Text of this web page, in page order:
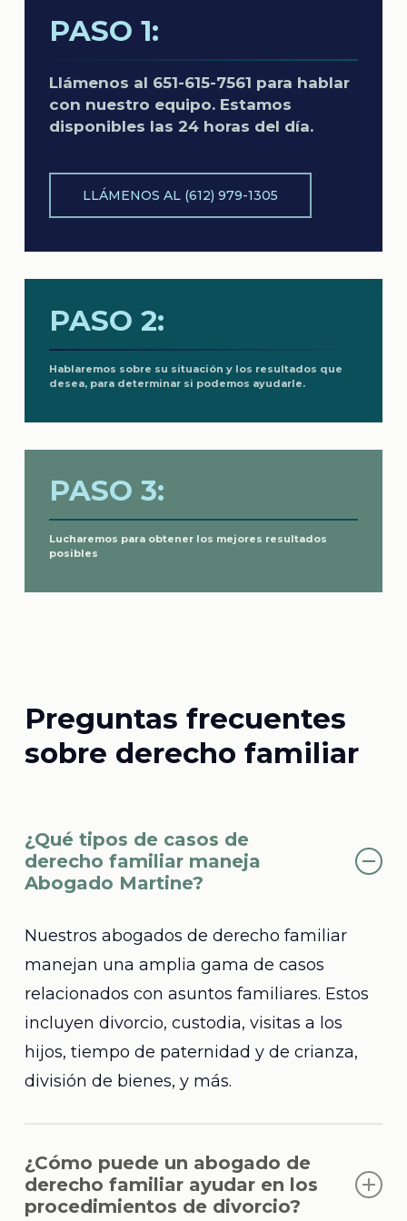
PASO 1:
Llámenos al 651-615-7561 para hablar
con nuestro equipo. Estamos
disponibles las 24 horas del día.
LLÁMENOS AL (612) 979-1305
PASO 2:
Hablaremos sobre su situación y los resultados que
desea, para determinar si podemos ayudarle.
PASO 3:
Lucharemos para obtener los mejores resultados
posibles
Preguntas frecuentes
sobre derecho familiar
¿Qué tipos de casos de
derecho familiar maneja
Abogado Martine?
Nuestros abogados de derecho familiar
manejan una amplia gama de casos
relacionados con asuntos familiares. Estos
incluyen divorcio, custodia, visitas a los
hijos, tiempo de paternidad y de crianza,
división de bienes, y más.
¿Cómo puede un abogado de
derecho familiar ayudar en los
procedimientos de divorcio?